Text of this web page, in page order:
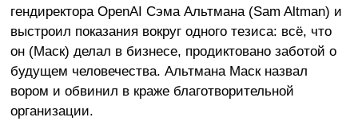
гендиректора OpenAI Сэма Альтмана (Sam Altman) и
выстроил показания вокруг одного тезиса: всё, что
он (Маск) делал в бизнесе, продиктовано заботой о
будущем человечества. Альтмана Маск назвал
вором и обвинил в краже благотворительной
организации.